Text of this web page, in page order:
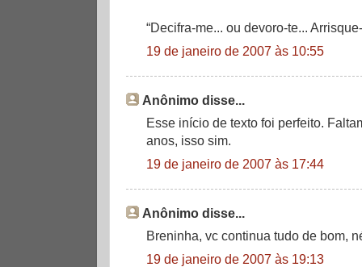
“Decifra-me... ou devoro-te...
19 de janeiro de 2007 às 10:55
Anônimo disse...
Esse início de texto foi perfeito.
anos, isso sim.
19 de janeiro de 2007 às 17:44
Anônimo disse...
Breninha, vc continua tudo de bom,
19 de janeiro de 2007 às 19:13